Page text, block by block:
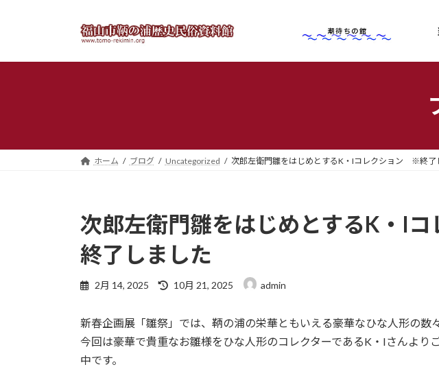
ホーム ブログ Uncategorized 次郎左衛門雛をはじめとするK・Iコレクション ※終了
次郎左衛門雛をはじめとするK・I
終了しました
2月 14, 2025
最
新
日
時
10月 21, 2025 admin
新春企画展「雛祭」では、鞆の浦の栄華ともいえる豪華なひな人形の数
今回は豪華で貴重なお雛様をひな人形のコレクターであるK・Iさんより
中です。